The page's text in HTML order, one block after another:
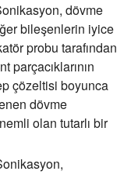
dövme
bileşenlerin iyice
probu tarafından
parçacıklarının
çözeltisi boyunca
dövme
olan tutarlı bir